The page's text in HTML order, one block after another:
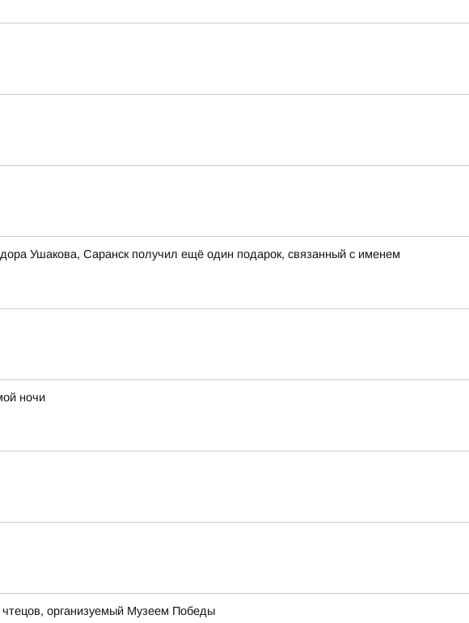
Ушакова, Саранск получил ещё один подарок, связанный с именем
ночи
чтецов, организуемый Музеем Победы